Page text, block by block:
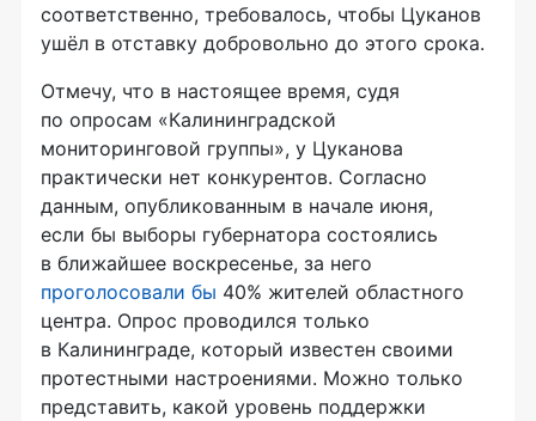
соответственно, требовалось, чтобы Цуканов
ушёл в отставку добровольно до этого срока.
Отмечу, что в настоящее время, судя
по опросам «Калининградской
мониторинговой группы», у Цуканова
практически нет конкурентов. Согласно
данным, опубликованным в начале июня,
если бы выборы губернатора состоялись
в ближайшее воскресенье, за него
проголосовали бы 40% жителей областного
центра. Опрос проводился только
в Калининграде, который известен своими
протестными настроениями. Можно только
представить, какой уровень поддержки